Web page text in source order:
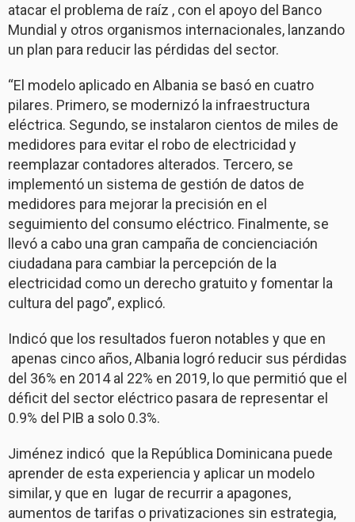
atacar el problema de raíz , con el apoyo del Banco
Mundial y otros organismos internacionales, lanzando
un plan para reducir las pérdidas del sector.
“El modelo aplicado en Albania se basó en cuatro
pilares. Primero, se modernizó la infraestructura
eléctrica. Segundo, se instalaron cientos de miles de
medidores para evitar el robo de electricidad y
reemplazar contadores alterados. Tercero, se
implementó un sistema de gestión de datos de
medidores para mejorar la precisión en el
seguimiento del consumo eléctrico. Finalmente, se
llevó a cabo una gran campaña de concienciación
ciudadana para cambiar la percepción de la
electricidad como un derecho gratuito y fomentar la
cultura del pago”, explicó.
Indicó que los resultados fueron notables y que en
apenas cinco años, Albania logró reducir sus pérdidas
del 36% en 2014 al 22% en 2019, lo que permitió que el
déficit del sector eléctrico pasara de representar el
0.9% del PIB a solo 0.3%.
Jiménez indicó que la República Dominicana puede
aprender de esta experiencia y aplicar un modelo
similar, y que en lugar de recurrir a apagones,
aumentos de tarifas o privatizaciones sin estrategia,